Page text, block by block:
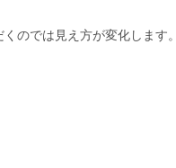
のでは見え方が変化しま